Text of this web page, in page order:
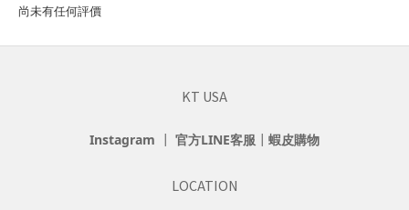
尚未有任何評價
KT USA
Instagram ┃ 官方LINE客服 ┃ 蝦皮購物
LOCATION